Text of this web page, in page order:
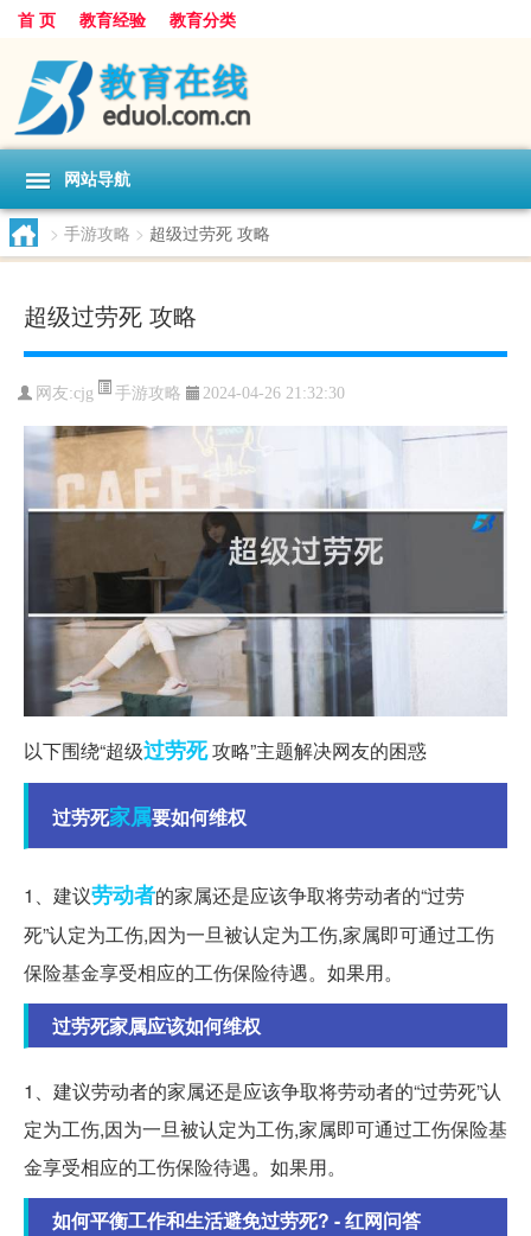
首 页 教育经验 教育分类
网站导航
> 手游攻略 > 超级过劳死 攻略
超级过劳死 攻略
网友:cjg 手游攻略 2024-04-26 21:32:30
以下围绕“超级过劳死攻略”主题解决网友的困惑
过劳死家属要如何维权
1、建议劳动者的家属还是应该争取将劳动者的“过劳
死”认定为工伤,因为一旦被认定为工伤,家属即可通过工伤
保险基金享受相应的工伤保险待遇。如果用。
过劳死家属应该如何维权
1、建议劳动者的家属还是应该争取将劳动者的“过劳死”认
定为工伤,因为一旦被认定为工伤,家属即可通过工伤保险基
金享受相应的工伤保险待遇。如果用。
如何平衡工作和生活避免过劳死? - 红网问答